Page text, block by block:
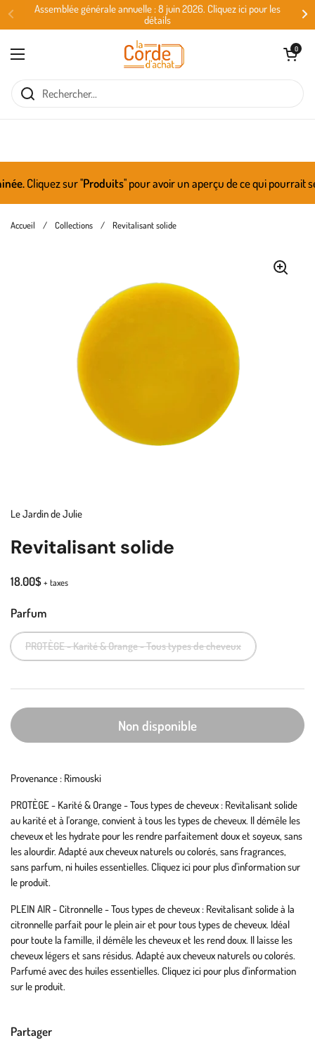
Passer au contenu
Assemblée générale annuelle : 8 juin 2026. Cliquez ici pour les
détails
Ouvrir le menu
Ouvrir le
0
Cliquez sur ''Produits'' pour avoir un aperçu de ce qui pourrait se
Accueil / Collections / Revitalisant solide
Le Jardin de Julie
Revitalisant solide
18.00$+ taxes
Parfum
PROTÈGE - Karité & Orange - Tous types de cheveux
Non disponible
Provenance : Rimouski
PROTÈGE - Karité & Orange - Tous types de cheveux : Revitalisant solide
au karité et à l'orange, convient à tous les types de cheveux. Il démêle les
cheveux et les hydrate pour les rendre parfaitement doux et soyeux, sans
les alourdir. Adapté aux cheveux naturels ou colorés, sans fragrances,
sans parfum, ni huiles essentielles. Cliquez ici pour plus d'information sur
le produit.
PLEIN AIR - Citronnelle - Tous types de cheveux : Revitalisant solide à la
citronnelle parfait pour le plein air et pour tous types de cheveux. Idéal
pour toute la famille, il démêle les cheveux et les rend doux. Il laisse les
cheveux légers et sans résidus. Adapté aux cheveux naturels ou colorés.
Parfumé avec des huiles essentielles. Cliquez ici pour plus d'information
sur le produit.
Partager